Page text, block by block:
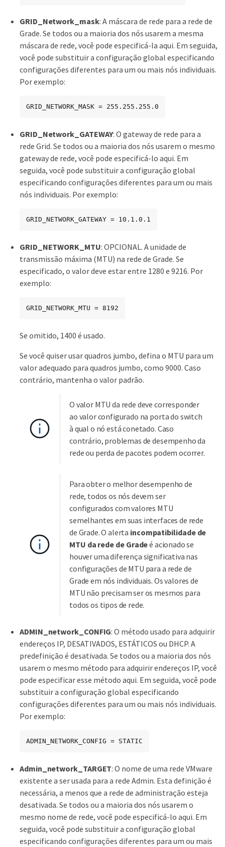
GRID_Network_mask: A máscara de rede para a rede de
Grade. Se todos ou a maioria dos nós usarem a mesma
máscara de rede, você pode especificá-la aqui. Em seguida,
você pode substituir a configuração global especificando
configurações diferentes para um ou mais nós individuais.
Por exemplo:
GRID_NETWORK_MASK = 255.255.255.0
GRID_Network_GATEWAY: O gateway de rede para a
rede Grid. Se todos ou a maioria dos nós usarem o mesmo
gateway de rede, você pode especificá-lo aqui. Em
seguida, você pode substituir a configuração global
especificando configurações diferentes para um ou mais
nós individuais. Por exemplo:
GRID_NETWORK_GATEWAY = 10.1.0.1
GRID_NETWORK_MTU: OPCIONAL. A unidade de
transmissão máxima (MTU) na rede de Grade. Se
especificado, o valor deve estar entre 1280 e 9216. Por
exemplo:
GRID_NETWORK_MTU = 8192
Se omitido, 1400 é usado.
Se você quiser usar quadros jumbo, defina o MTU para um
valor adequado para quadros jumbo, como 9000. Caso
contrário, mantenha o valor padrão.
O valor MTU da rede deve corresponder
ao valor configurado na porta do switch
à qual o nó está conetado. Caso
contrário, problemas de desempenho da
rede ou perda de pacotes podem ocorrer.
Para obter o melhor desempenho de
rede, todos os nós devem ser
configurados com valores MTU
semelhantes em suas interfaces de rede
de Grade. O alerta incompatibilidade de
MTU da rede de Gradeé acionado se
houver uma diferença significativa nas
configurações de MTU para a rede de
Grade em nós individuais. Os valores de
MTU não precisam ser os mesmos para
todos os tipos de rede.
ADMIN_network_CONFIG: O método usado para adquirir
endereços IP, DESATIVADOS, ESTÁTICOS ou DHCP. A
predefinição é desativada. Se todos ou a maioria dos nós
usarem o mesmo método para adquirir endereços IP, você
pode especificar esse método aqui. Em seguida, você pode
substituir a configuração global especificando
configurações diferentes para um ou mais nós individuais.
Por exemplo:
ADMIN_NETWORK_CONFIG = STATIC
Admin_network_TARGET: O nome de uma rede VMware
existente a ser usada para a rede Admin. Esta definição é
necessária, a menos que a rede de administração esteja
desativada. Se todos ou a maioria dos nós usarem o
mesmo nome de rede, você pode especificá-lo aqui. Em
seguida, você pode substituir a configuração global
especificando configurações diferentes para um ou mais